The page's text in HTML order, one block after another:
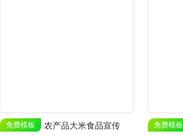
免费模板 农产品大米食品宣传 免费模板